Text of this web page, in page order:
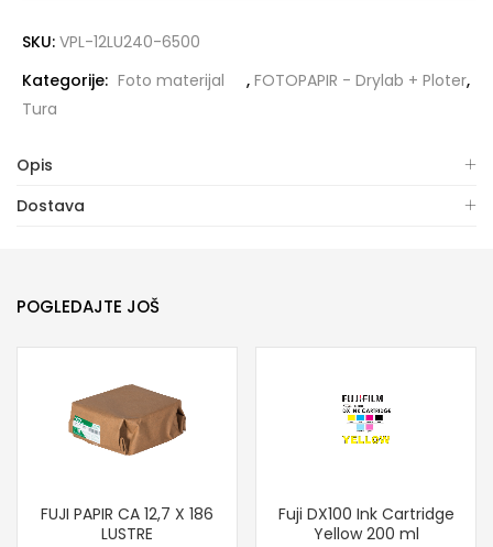
SKU: VPL-12LU240-6500
Kategorije: Foto materijal , FOTOPAPIR - Drylab + Ploter,
Tura
Opis
Dostava
POGLEDAJTE JOŠ
FUJI PAPIR CA 12,7 X 186
LUSTRE
Fuji DX100 Ink Cartridge
Yellow 200 ml